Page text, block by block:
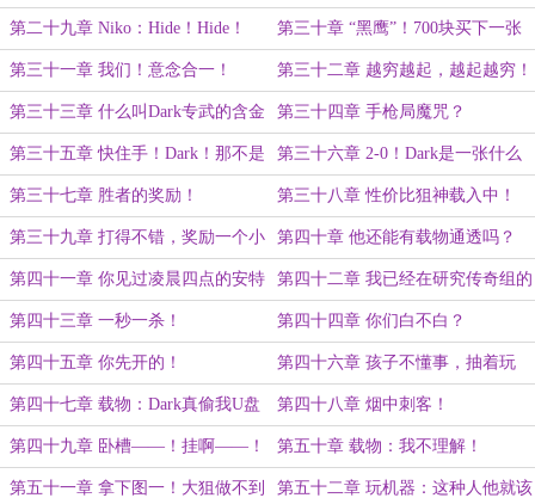
事？！（下）
第二十九章 Niko：Hide！Hide！ 第三十章 “黑鹰”！700块买下一张
图！
第三十一章 我们！意念合一！ 第三十二章 越穷越起，越起越穷！
第三十三章 什么叫Dark专武的含金
量！
第三十四章 手枪局魔咒？
第三十五章 快住手！Dark！那不是
AK！
第三十六章 2-0！Dark是一张什么
卡？
第三十七章 胜者的奖励！ 第三十八章 性价比狙神载入中！
第三十九章 打得不错，奖励一个小
蜜蜂！
第四十章 他还能有载物通透吗？
第四十一章 你见过凌晨四点的安特
卫普吗？
第四十二章 我已经在研究传奇组的
对手了！
第四十三章 一秒一杀！ 第四十四章 你们白不白？
第四十五章 你先开的！ 第四十六章 孩子不懂事，抽着玩
的！
第四十七章 载物：Dark真偷我U盘
了？
第四十八章 烟中刺客！
第四十九章 卧槽——！挂啊——！ 第五十章 载物：我不理解！
第五十一章 拿下图一！大狙做不到 第五十二章 玩机器：这种人他就该